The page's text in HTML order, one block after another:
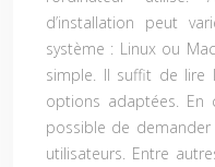
d’installation peut
système : Linux ou
simple. Il suffit de lire
options adaptées.
possible de
utilisateurs. Entre